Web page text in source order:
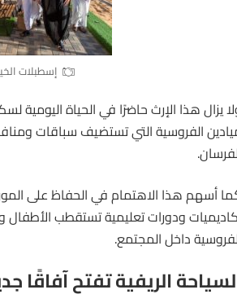
إسطبلات
يزال هذا الإرث حاضرًا في الحياة
الفروسية التي تستضيف سباقات
أسهم هذا الاهتمام في الحفاظ على
ودورات تعليمية تستقطب الأطفال
داخل المجتمع.
الريفية تفتح آفاقًا